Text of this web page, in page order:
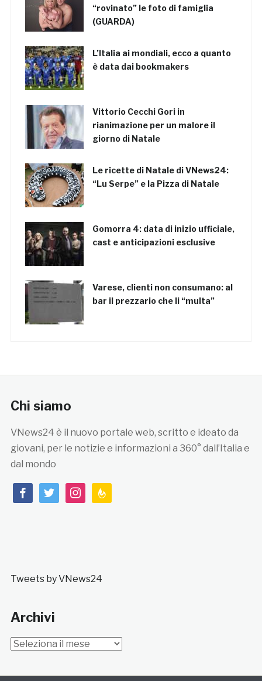
“rovinato” le foto di famiglia
(GUARDA)
L’Italia ai mondiali, ecco a quanto
è data dai bookmakers
Vittorio Cecchi Gori in
rianimazione per un malore il
giorno di Natale
Le ricette di Natale di VNews24:
“Lu Serpe” e la Pizza di Natale
Gomorra 4: data di inizio ufficiale,
cast e anticipazioni esclusive
Varese, clienti non consumano: al
bar il prezzario che li “multa”
Chi siamo
VNews24 è il nuovo portale web, scritto e ideato da
giovani, per le notizie e informazioni a 360° dall’Italia e
dal mondo
facebooktwitterinstagramfeedburner
Tweets by VNews24
Archivi
Archivi